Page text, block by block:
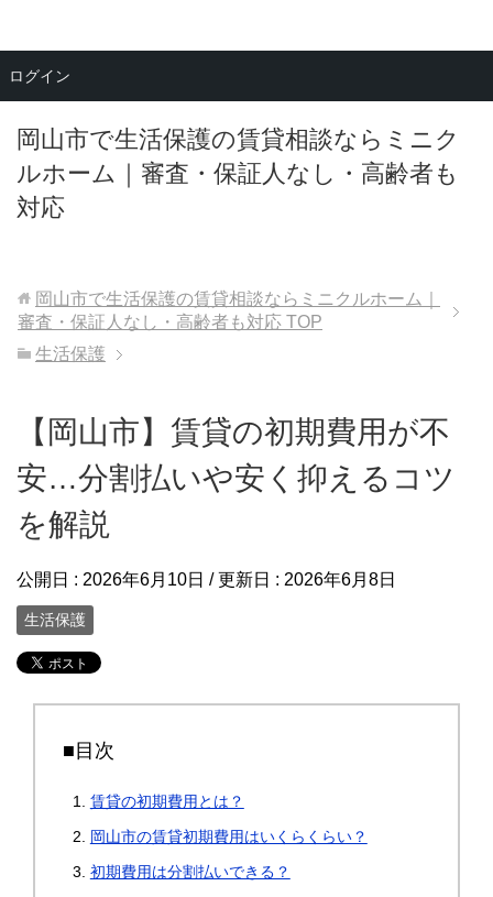
岡山市で生活保護の賃貸相談ならミニク
ルホーム｜審査・保証人なし・高齢者も
対応
メニュー
岡山市で生活保護の賃貸相談ならミニクルホーム｜
審査・保証人なし・高齢者も対応 TOP
生活保護
【岡山市】賃貸の初期費用が不
安…分割払いや安く抑えるコツ
を解説
公開日 : 2026年6月10日 / 更新日 : 2026年6月8日
生活保護
■目次
賃貸の初期費用とは？
岡山市の賃貸初期費用はいくらくらい？
初期費用は分割払いできる？
ログイン